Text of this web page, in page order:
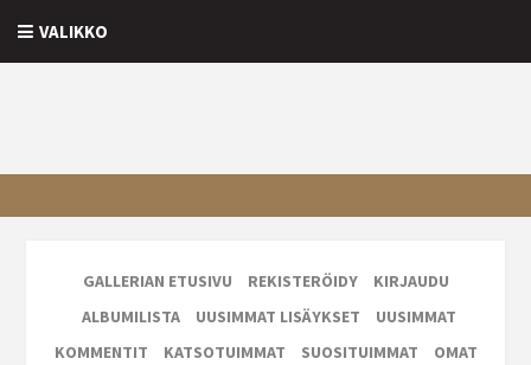
VALIKKO
GALLERIAN ETUSIVU REKISTERÖIDY
KIRJAUDU
ALBUMILISTA
UUSIMMAT LISÄYKSET
UUSIMMAT
KOMMENTIT
KATSOTUIMMAT SUOSITUIMMAT
OMAT